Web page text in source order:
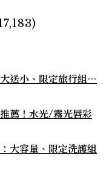
送小、限定旅行組⋯
薦！水光/霧光唇彩
大容量、限定洗護組